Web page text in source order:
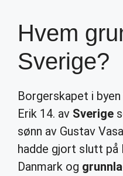
Hvem
Sverige?
Borgerskapet i
Erik 14. av Sverige
sønn av Gustav
hadde gjort slutt på
Danmark og